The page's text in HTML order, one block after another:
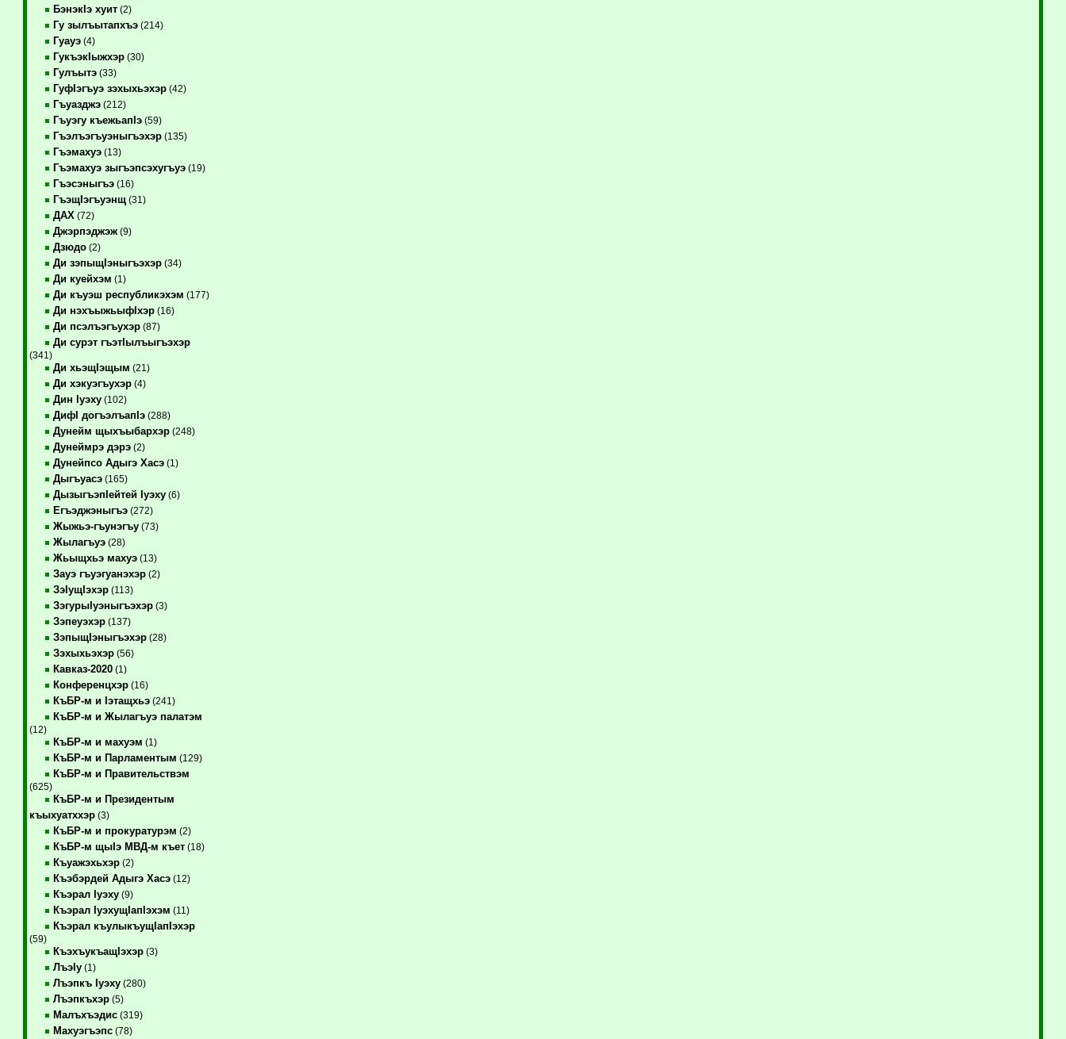
БэнэкIэ хуит(2)
Гу зылъытапхъэ(214)
Гуауэ(4)
ГукъэкIыжхэр(30)
Гулъытэ(33)
ГуфIэгъуэ зэхыхьэхэр(42)
Гъуазджэ(212)
Гъуэгу къежьапIэ(59)
Гъэлъэгъуэныгъэхэр(135)
Гъэмахуэ(13)
Гъэмахуэ зыгъэпсэхугъуэ(19)
Гъэсэныгъэ(16)
ГъэщIэгъуэнщ(31)
ДАХ (72)
Джэрпэджэж(9)
Дзюдо(2)
Ди зэпыщIэныгъэхэр(34)
Ди куейхэм (1)
Ди къуэш республикэхэм (177)
Ди нэхъыжьыфIхэр(16)
Ди псэлъэгъухэр(87)
Ди сурэт гъэтIылъыгъэхэр
(341)
Ди хьэщIэщым (21)
Ди хэкуэгъухэр(4)
Дин Iуэху(102)
ДифI догъэлъапIэ(288)
Дунейм щыхъыбархэр(248)
Дунеймрэ дэрэ(2)
Дунейпсо Адыгэ Хасэ(1)
Дыгъуасэ(165)
ДызыгъэпIейтей Iуэху(6)
Егъэджэныгъэ(272)
Жыжьэ-гъунэгъу(73)
Жылагъуэ(28)
Жьыщхьэ махуэ(13)
Зауэ гъуэгуанэхэр(2)
ЗэIущIэхэр(113)
ЗэгурыIуэныгъэхэр(3)
Зэпеуэхэр(137)
ЗэпыщIэныгъэхэр(28)
Зэхыхьэхэр(56)
Кавказ-2020(1)
Конференцхэр(16)
КъБР-м и Iэтащхьэ(241)
КъБР-м и Жылагъуэ палатэм
(12)
КъБР-м и махуэм (1)
КъБР-м и Парламентым (129)
КъБР-м и Правительствэм
(625)
КъБР-м и Президентым
къыхуатххэр(3)
КъБР-м и прокуратурэм (2)
КъБР-м щыIэ МВД-м къет(18)
Къуажэхьхэр(2)
Къэбэрдей Адыгэ Хасэ(12)
Къэрал Iуэху(9)
Къэрал IуэхущIапIэхэм (11)
Къэрал къулыкъущIапIэхэр
(59)
КъэхъукъащIэхэр(3)
ЛъэIу(1)
Лъэпкъ Iуэху(280)
Лъэпкъхэр(5)
Малъхъэдис(319)
Махуэгъэпс(78)